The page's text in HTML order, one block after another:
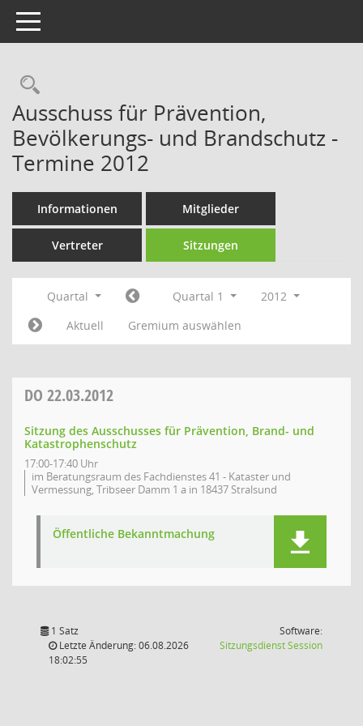
Toggle navigation
Rechercheauswahl
Ausschuss für Prävention,
Bevölkerungs- und Brandschutz -
Termine 2012
Informationen Mitglieder
Vertreter Sitzungen
Quartal Quartal 1
2012
Aktuell
Gremium auswählen
DO 22.03.2012
Sitzung des Ausschusses für Prävention, Brand- und
Katastrophenschutz
17:00-17:40 Uhr
im Beratungsraum des Fachdienstes 41 - Kataster und
Vermessung, Tribseer Damm 1 a in 18437 Stralsund
Öffentliche Bekanntmachung
1 Satz
Letzte Änderung: 06.08.2026
18:02:55
Software:
SitzungsdienstSession(Wird in